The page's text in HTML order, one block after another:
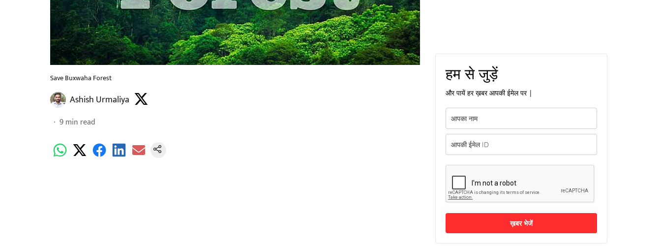
Save Buxwaha Forest
Ashish Urmaliya
9min read
हम से जुड़ें
और पायें हर ख़बर आपकी ईमेल पर |
ख़बर भेजें